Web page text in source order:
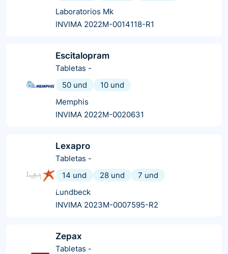
Laboratorios Mk
INVIMA 2022M-0014118-R1
Escitalopram
Tabletas -
50 und
10 und
Memphis
INVIMA 2022M-0020631
Lexapro
Tabletas -
14 und
28 und
7 und
Lundbeck
INVIMA 2023M-0007595-R2
Zepax
Tabletas -